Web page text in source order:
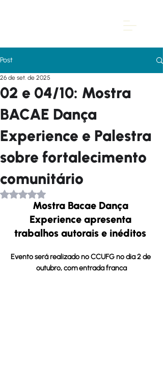
Post
02 e 04/10: Mostra
BACAE Dança
Experience e Palestra
sobre fortalecimento
comunitário
26 de set. de 2025
Avaliado com NaN de 5 estrelas.
Mostra Bacae Dança
Experience apresenta
trabalhos autorais e inéditos
Evento será realizado no CCUFG no dia 2 de
outubro, com entrada franca